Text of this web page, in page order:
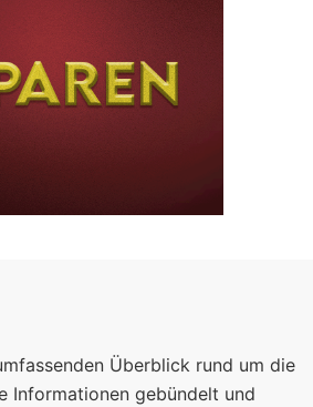
Überblick rund um die
Informationen gebündelt und